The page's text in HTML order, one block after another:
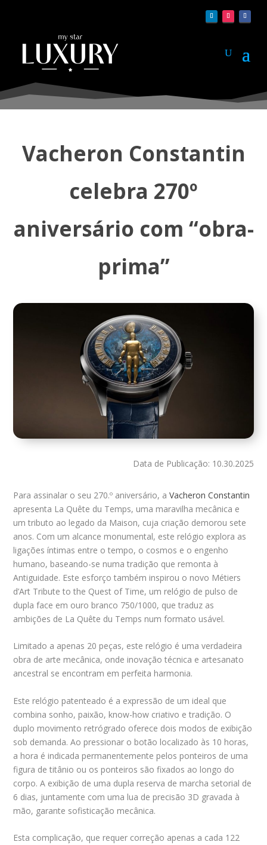
Vacheron Constantin
celebra 270º
aniversário com “obra-
prima”
Data de Publicação: 10.30.2025
Para assinalar o seu 270.º aniversário, aVacheron Constantin
apresenta La Quête du Temps, uma maravilha mecânica e
um tributo ao legado da Maison, cuja criação demorou sete
anos. Com um alcance monumental, este relógio explora as
ligações íntimas entre o tempo, o cosmos e o engenho
humano, baseando-se numa tradição que remonta à
Antiguidade. Este esforço também inspirou o novo Métiers
d’Art Tribute to the Quest of Time, um relógio de pulso de
dupla face em ouro branco 750/1000, que traduz as
ambições de La Quête du Temps num formato usável.
Limitado a apenas 20 peças, este relógio é uma verdadeira
obra de arte mecânica, onde inovação técnica e artesanato
ancestral se encontram em perfeita harmonia.
Este relógio patenteado é a expressão de um ideal que
combina sonho, paixão, know-how criativo e tradição. O
duplo movimento retrógrado oferece dois modos de exibição
sob demanda. Ao pressionar o botão localizado às 10 horas,
a hora é indicada permanentemente pelos ponteiros de uma
figura de titânio ou os ponteiros são fixados ao longo do
corpo. A exibição de uma dupla reserva de marcha setorial de
6 dias, juntamente com uma lua de precisão 3D gravada à
mão, garante sofisticação mecânica.
Esta complicação, que requer correção apenas a cada 122